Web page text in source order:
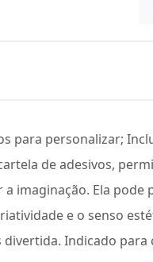
para personalizar;
de adesivos,
imaginação. Ela
e o senso
Indicado para